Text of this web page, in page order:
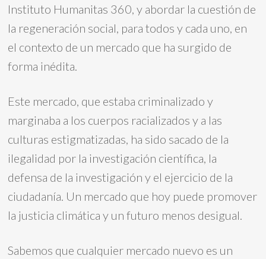
Instituto Humanitas 360, y abordar la cuestión de
la regeneración social, para todos y cada uno, en
el contexto de un mercado que ha surgido de
forma inédita.
Este mercado, que estaba criminalizado y
marginaba a los cuerpos racializados y a las
culturas estigmatizadas, ha sido sacado de la
ilegalidad por la investigación científica, la
defensa de la investigación y el ejercicio de la
ciudadanía. Un mercado que hoy puede promover
la justicia climática y un futuro menos desigual.
Sabemos que cualquier mercado nuevo es un